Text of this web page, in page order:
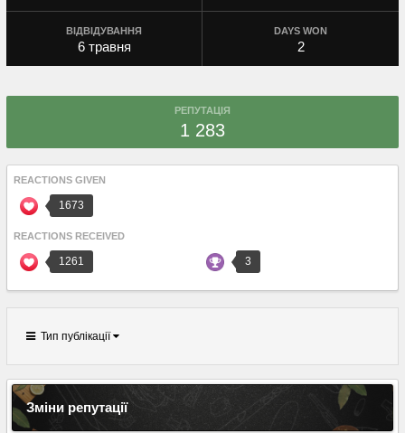
ВІДВІДУВАННЯ
6 травня
DAYS WON
2
РЕПУТАЦІЯ
1 283
REACTIONS GIVEN
1673
REACTIONS RECEIVED
1261 3
Тип публікації
Зміни репутації